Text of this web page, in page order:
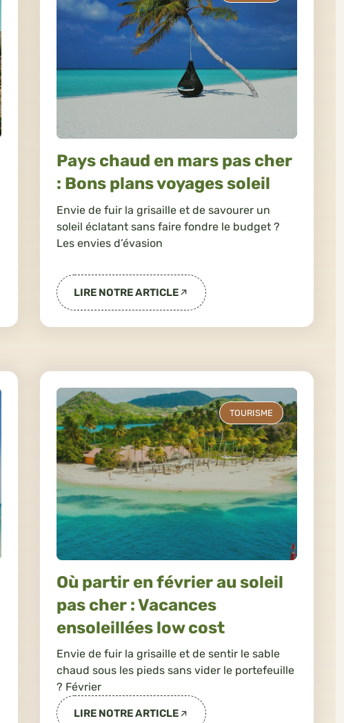
Pays chaud en mars pas cher
: Bons plans voyages soleil
Envie de fuir la grisaille et de savourer un
soleil éclatant sans faire fondre le budget ?
Les envies d’évasion
LIRE NOTRE ARTICLE
TOURISME
Où partir en février au soleil
pas cher : Vacances
ensoleillées low cost
Envie de fuir la grisaille et de sentir le sable
chaud sous les pieds sans vider le portefeuille
? Février
LIRE NOTRE ARTICLE